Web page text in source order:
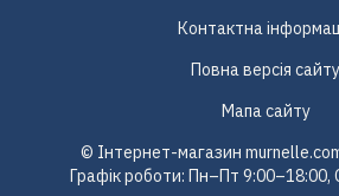
Контактна
Повна версія сайту
Мапа сайту
© Інтернет-магазин
Графік роботи: Пн–Пт 9:00–18:00,